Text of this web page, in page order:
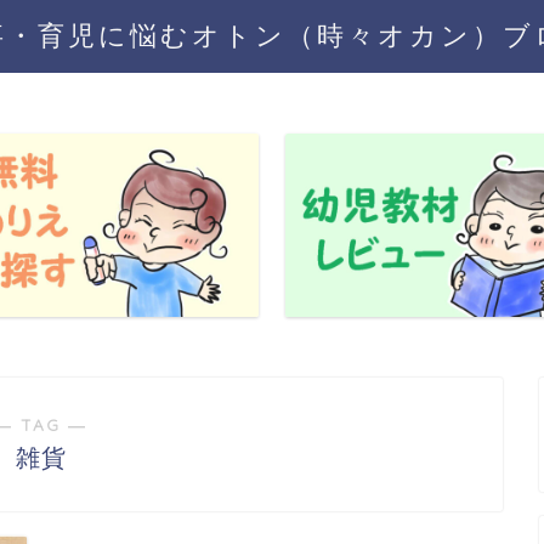
・育児に悩むオトン（時々オカン）ブ
TAG ―
雑貨